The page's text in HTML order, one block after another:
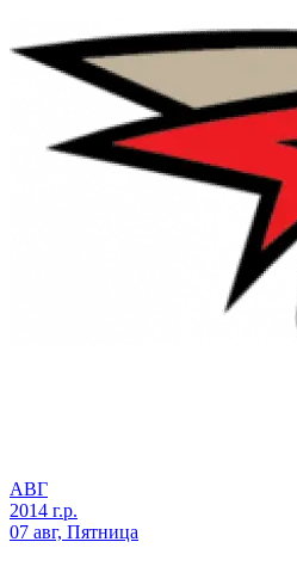
АВГ
2014 г.р.
07 авг, Пятница